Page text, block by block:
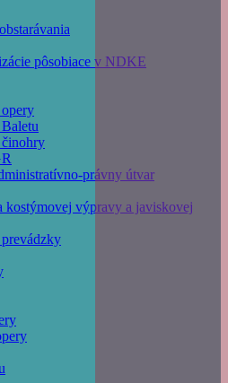
pôsobiace v NDKE
právny útvar
kostýmovej výpravy a javiskovej